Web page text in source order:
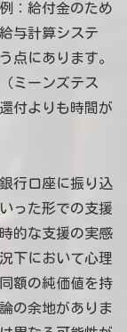
：給付金のため
与計算システ
点にあります。
ミーンズテス
付よりも時間が
行口座に振り込
った形での支援
的な支援の実感
下において心理
額の純価値を持
の余地がありま